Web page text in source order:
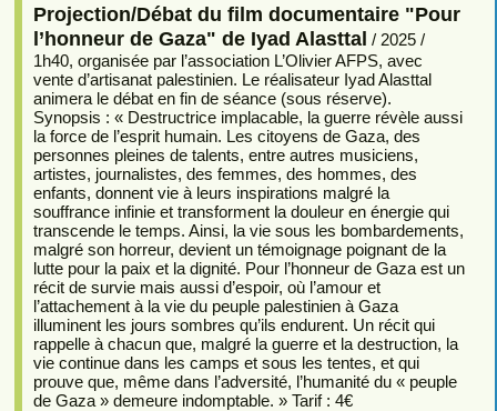
Projection/Débat du film documentaire "Pour
l’honneur de Gaza" de Iyad Alasttal / 2025 /
1h40, organisée par l’association L’Olivier AFPS, avec
vente d’artisanat palestinien. Le réalisateur Iyad Alasttal
animera le débat en fin de séance (sous réserve).
Synopsis : « Destructrice implacable, la guerre révèle aussi
la force de l’esprit humain. Les citoyens de Gaza, des
personnes pleines de talents, entre autres musiciens,
artistes, journalistes, des femmes, des hommes, des
enfants, donnent vie à leurs inspirations malgré la
souffrance infinie et transforment la douleur en énergie qui
transcende le temps. Ainsi, la vie sous les bombardements,
malgré son horreur, devient un témoignage poignant de la
lutte pour la paix et la dignité. Pour l’honneur de Gaza est un
récit de survie mais aussi d’espoir, où l’amour et
l’attachement à la vie du peuple palestinien à Gaza
illuminent les jours sombres qu’ils endurent. Un récit qui
rappelle à chacun que, malgré la guerre et la destruction, la
vie continue dans les camps et sous les tentes, et qui
prouve que, même dans l’adversité, l’humanité du « peuple
de Gaza » demeure indomptable. » Tarif : 4€